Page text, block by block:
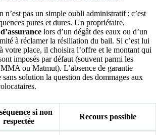
n’est pas un simple oubli administratif : c’est
pures et dures. Un propriétaire,
lors d’un dégât des eaux ou d’un
à réclamer la résiliation du bail. Si c’est lui
votre place, il choisira l’offre et le montant qui
imposés par défaut (souvent parmi les
ou Matmut). L’absence de garantie
sans solution la question des dommages aux
si non
respectée
Recours possible